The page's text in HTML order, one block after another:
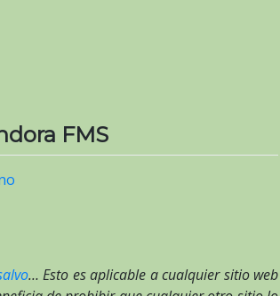
FMS
… Esto es aplicable a cualquier sitio web